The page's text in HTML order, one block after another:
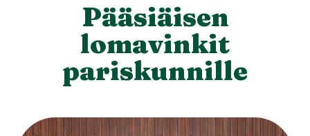
Pääsiäisen
lomavinkit
pariskunnille